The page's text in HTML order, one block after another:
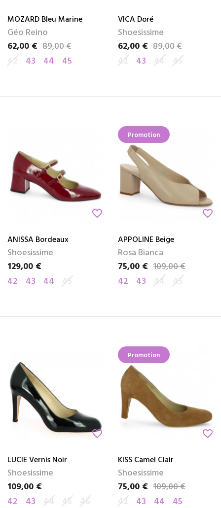
MOZARD Bleu Marine
Géo Reino
Prix
62,00 €
Prix de base89,00 €
42
43 44 45
VICA Doré
Shoesissime
Prix
62,00 €
Prix de base89,00 €
42
43 44 45
favorite_border
ANISSA Bordeaux
Shoesissime
Prix
129,00 €
42
43 44 45
Promotion
favorite_border
APPOLINE Beige
Rosa Bianca
Prix
75,00 €
Prix de base109,00 €
42
43 44 45
favorite_border
LUCIE Vernis Noir
Shoesissime
Prix
109,00 €
42
43 44 45 46
Promotion
favorite_border
KISS Camel Clair
Shoesissime
Prix
75,00 €
Prix de base109,00 €
42
43 44 45